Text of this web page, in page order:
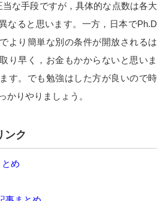
な手段ですが，具体的な点数は各大
なると思います。一方，日本でPh.D
より簡単な別の条件が開放されるは
り早く，お金もかからないと思いま
す。でも勉強はした方が良いので時
かりやりましょう。
ンク
め